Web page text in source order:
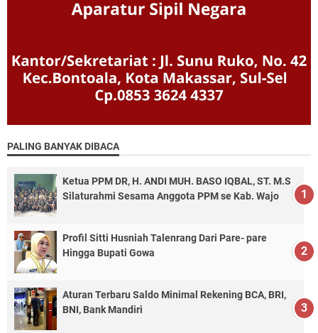
PALING BANYAK DIBACA
Ketua PPM DR, H. ANDI MUH. BASO IQBAL, ST. M.S
Silaturahmi Sesama Anggota PPM se Kab. Wajo
Profil Sitti Husniah Talenrang Dari Pare- pare
Hingga Bupati Gowa
Aturan Terbaru Saldo Minimal Rekening BCA, BRI,
BNI, Bank Mandiri